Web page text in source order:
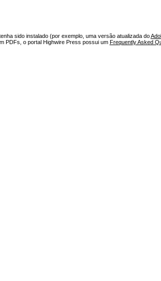
sido instalado (por exemplo, uma versão atualizada do
PDFs, o portal Highwire Press possui um Frequently Asked